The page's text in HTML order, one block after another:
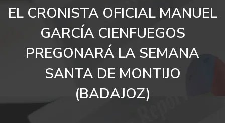
EL CRONISTA OFICIAL MANUEL
GARCÍA CIENFUEGOS
PREGONARÁ LA SEMANA
SANTA DE MONTIJO
(BADAJOZ)